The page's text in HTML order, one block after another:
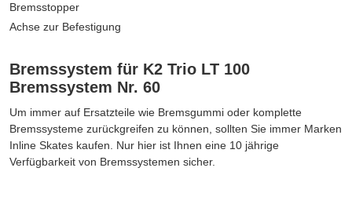
Bremsstopper
Achse zur Befestigung
Bremssystem für K2 Trio LT 100
Bremssystem Nr. 60
Um immer auf Ersatzteile wie Bremsgummi oder komplette
Bremssysteme zurückgreifen zu können, sollten Sie immer Marken
Inline Skates kaufen. Nur hier ist Ihnen eine 10 jährige
Verfügbarkeit von Bremssystemen sicher.